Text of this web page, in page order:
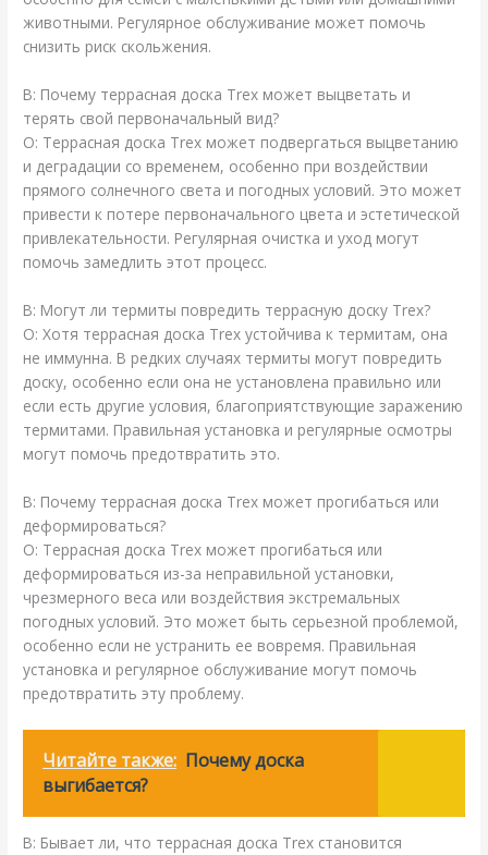
животными. Регулярное обслуживание может помочь
снизить риск скольжения.
В: Почему террасная доска Trex может выцветать и
терять свой первоначальный вид?
О: Террасная доска Trex может подвергаться выцветанию
и деградации со временем, особенно при воздействии
прямого солнечного света и погодных условий. Это может
привести к потере первоначального цвета и эстетической
привлекательности. Регулярная очистка и уход могут
помочь замедлить этот процесс.
В: Могут ли термиты повредить террасную доску Trex?
О: Хотя террасная доска Trex устойчива к термитам, она
не иммунна. В редких случаях термиты могут повредить
доску, особенно если она не установлена правильно или
если есть другие условия, благоприятствующие заражению
термитами. Правильная установка и регулярные осмотры
могут помочь предотвратить это.
В: Почему террасная доска Trex может прогибаться или
деформироваться?
О: Террасная доска Trex может прогибаться или
деформироваться из-за неправильной установки,
чрезмерного веса или воздействия экстремальных
погодных условий. Это может быть серьезной проблемой,
особенно если не устранить ее вовремя. Правильная
установка и регулярное обслуживание могут помочь
предотвратить эту проблему.
Читайте также: Почему доска
выгибается?
В: Бывает ли, что террасная доска Trex становится